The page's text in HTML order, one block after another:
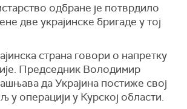
украјинске јединице су
део територије у
Курске области.
одбране је потврдило
две украјинске бригаде у тој
страна говори о напретку
Председник Володимир
да Украјина постиже свој
у операцији у Курској области.